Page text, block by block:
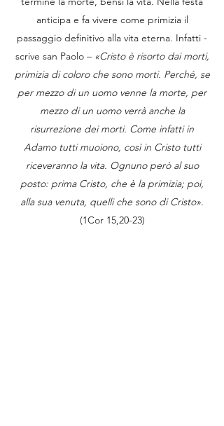
anticipa e fa vivere come primizia il
passaggio definitivo alla vita eterna. Infatti -
scrive san Paolo – «Cristo è risorto dai morti,
primizia di coloro che sono morti. Perché, se
per mezzo di un uomo venne la morte, per
mezzo di un uomo verrà anche la
risurrezione dei morti. Come infatti in
Adamo tutti muoiono, così in Cristo tutti
riceveranno la vita. Ognuno però al suo
posto: prima Cristo, che è la primizia; poi,
alla sua venuta, quelli che sono di Cristo».
(1Cor 15,20-23)